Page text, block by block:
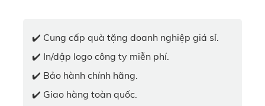
✔️ Cung cấp quà tặng doanh nghiệp giá sỉ.
✔️ In/dập logo công ty miễn phí.
✔️ Bảo hành chính hãng.
✔️ Giao hàng toàn quốc.